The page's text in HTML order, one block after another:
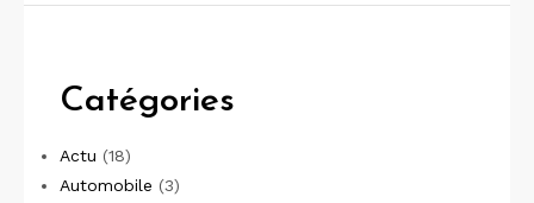
Catégories
Actu (18)
Automobile (3)